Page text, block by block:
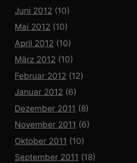
Juni 2012 (10)
Mai 2012 (10)
April 2012 (10)
März 2012 (10)
Februar 2012 (12)
Januar 2012 (6)
Dezember 2011 (8)
November 2011 (6)
Oktober 2011 (10)
September 2011 (18)